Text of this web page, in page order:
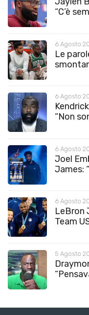
“C’è
6 Agosto
Le
6 Agosto
“Non
6 Agosto
Joel
James:
6 Agosto
LeBron
Team
5 Agosto